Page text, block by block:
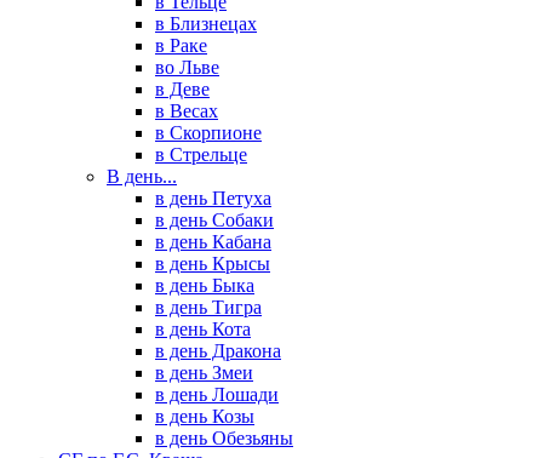
в Близнецах
в Раке
во Льве
в Деве
в Весах
в Скорпионе
в Стрельце
В день...
в день Петуха
в день Собаки
в день Кабана
в день Крысы
в день Быка
в день Тигра
в день Кота
в день Дракона
в день Змеи
в день Лошади
в день Козы
в день Обезьяны